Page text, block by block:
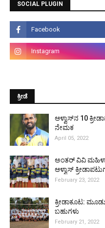
SOCIAL PLUGIN
ಕ್ರೀಡೆ
ಆಳ್ವಾಸ್‌ನ 10
ನೇಮಕ
April 05, 2022
ಅಂತರ್ ವಿವಿ
ಆಳ್ವಾಸ್
February 23, 2022
ಕ್ರೀಡಾಕೂಟ:
ಬಹುಗಳು
February 21, 2022